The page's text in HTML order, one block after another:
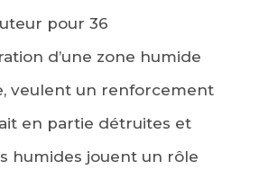
pour 36
d’une zone humide
veulent un renforcement
en partie détruites et
humides jouent un rôle